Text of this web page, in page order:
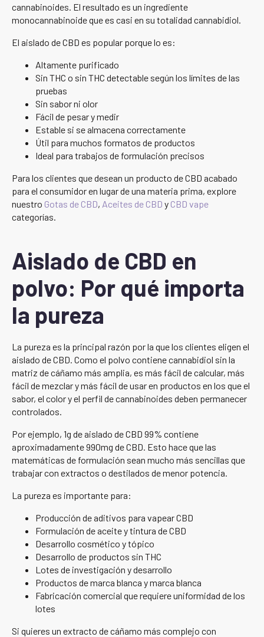
cannabinoides. El resultado es un ingrediente
monocannabinoide que es casi en su totalidad cannabidiol.
El aislado de CBD es popular porque lo es:
Altamente purificado
Sin THC o sin THC detectable según los límites de las
pruebas
Sin sabor ni olor
Fácil de pesar y medir
Estable si se almacena correctamente
Útil para muchos formatos de productos
Ideal para trabajos de formulación precisos
Para los clientes que desean un producto de CBD acabado
para el consumidor en lugar de una materia prima, explore
nuestro Gotas de CBD, Aceites de CBD y CBD vape
categorías.
Aislado de CBD en
polvo: Por qué importa
la pureza
La pureza es la principal razón por la que los clientes eligen el
aislado de CBD. Como el polvo contiene cannabidiol sin la
matriz de cáñamo más amplia, es más fácil de calcular, más
fácil de mezclar y más fácil de usar en productos en los que el
sabor, el color y el perfil de cannabinoides deben permanecer
controlados.
Por ejemplo, 1g de aislado de CBD 99% contiene
aproximadamente 990mg de CBD. Esto hace que las
matemáticas de formulación sean mucho más sencillas que
trabajar con extractos o destilados de menor potencia.
La pureza es importante para:
Producción de aditivos para vapear CBD
Formulación de aceite y tintura de CBD
Desarrollo cosmético y tópico
Desarrollo de productos sin THC
Lotes de investigación y desarrollo
Productos de marca blanca y marca blanca
Fabricación comercial que requiere uniformidad de los
lotes
Si quieres un extracto de cáñamo más complejo con